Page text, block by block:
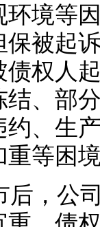
境等
被起
权人
、部
、生
重等困
后，公